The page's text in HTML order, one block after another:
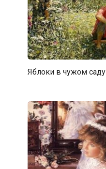
Яблоки в чужом саду